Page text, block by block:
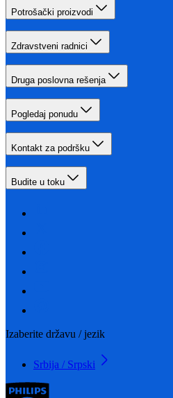
Potrošački proizvodi
Zdravstveni radnici
Druga poslovna rešenja
Pogledaj ponudu
Kontakt za podršku
Budite u toku
Izaberite državu / jezik
Srbija / Srpski